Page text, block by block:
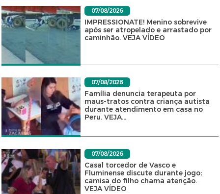
07/08/2026
IMPRESSIONATE! Menino sobrevive
após ser atropelado e arrastado por
caminhão. VEJA VÍDEO
07/08/2026
Família denuncia terapeuta por
maus-tratos contra criança autista
durante atendimento em casa no
Peru. VEJA...
07/08/2026
Casal torcedor de Vasco e
Fluminense discute durante jogo;
camisa do filho chama atenção.
VEJA VÍDEO